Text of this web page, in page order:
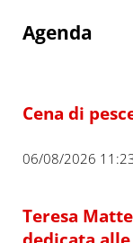
Agenda
Cena di
06/08/2026
Teresa